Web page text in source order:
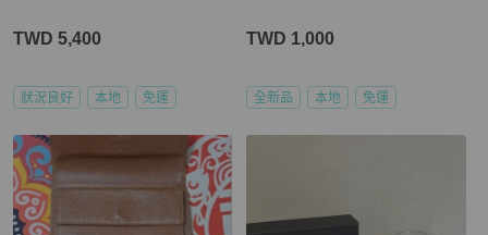
TWD 5,400
狀況良好 本地 免運
TWD 1,000
全新品 本地 免運